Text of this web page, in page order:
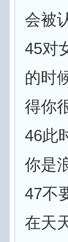
会被
45对
的时
得你
46此
你是
47不
在天